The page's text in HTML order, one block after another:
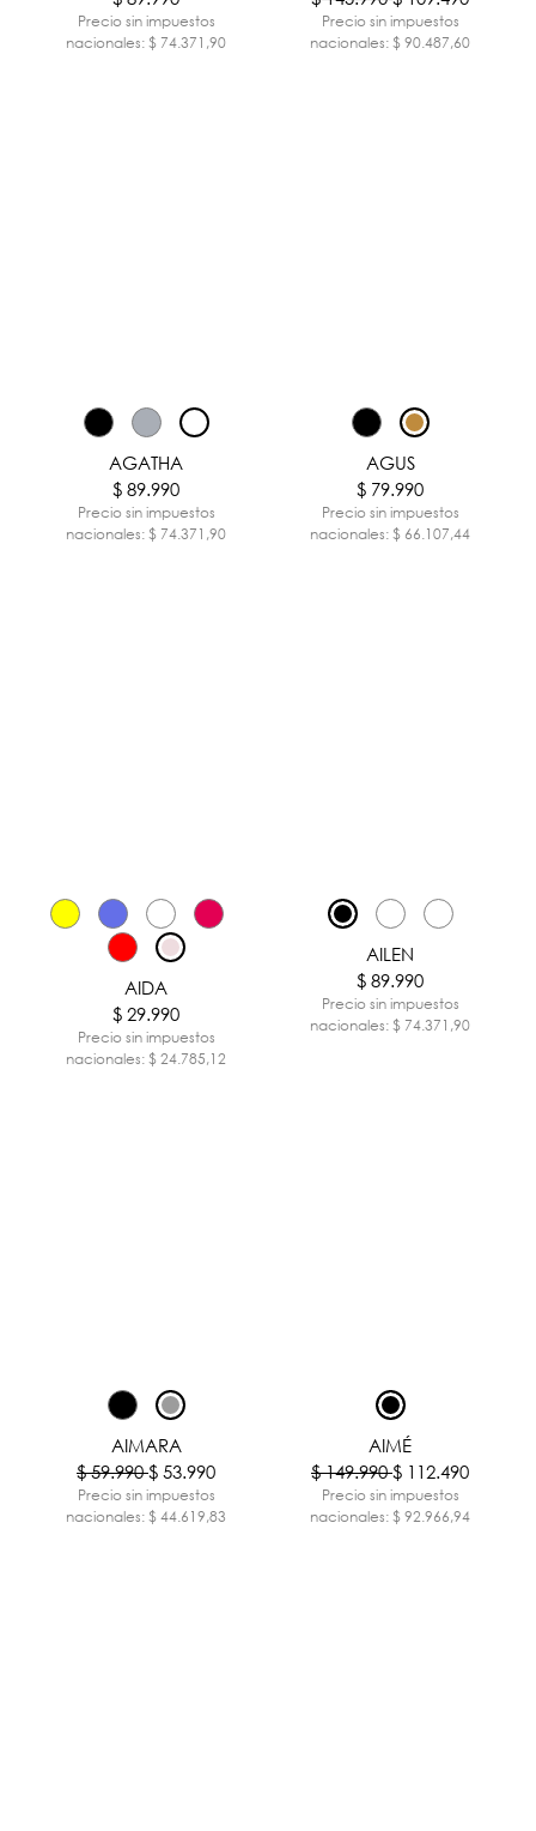
Precio sin impuestos
nacionales: $ 74.371,90
Precio sin impuestos
nacionales: $ 90.487,60
AGATHA
$ 89.990
Precio sin impuestos
nacionales: $ 74.371,90
AGUS
$ 79.990
Precio sin impuestos
nacionales: $ 66.107,44
AIDA
$ 29.990
Precio sin impuestos
nacionales: $ 24.785,12
AILEN
$ 89.990
Precio sin impuestos
nacionales: $ 74.371,90
-10%
AIMARA
$ 59.990$ 53.990
Precio sin impuestos
nacionales: $ 44.619,83
AIMÉ
$ 149.990$ 112.490
Precio sin impuestos
nacionales: $ 92.966,94